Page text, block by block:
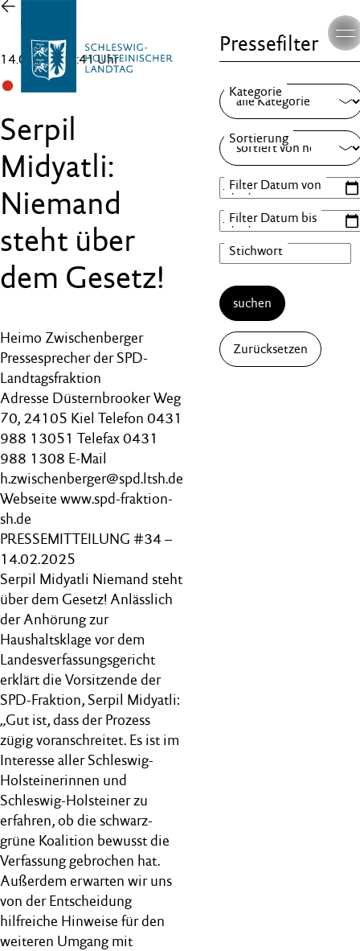
Zur
Übersicht
14.02.25 , 14:41 Uhr
Serpil
Midyatli:
Niemand
steht über
dem Gesetz!
Heimo Zwischenberger
Pressesprecher der SPD-
Landtagsfraktion
Adresse Düsternbrooker Weg
70, 24105 Kiel Telefon 0431
988 13051 Telefax 0431
988 1308 E-Mail
h.zwischenberger@spd.ltsh.de
Webseite www.spd-fraktion-
sh.de
PRESSEMITTEILUNG #34 –
14.02.2025
Serpil Midyatli Niemand steht
über dem Gesetz! Anlässlich
der Anhörung zur
Haushaltsklage vor dem
Landesverfassungsgericht
erklärt die Vorsitzende der
SPD-Fraktion, Serpil Midyatli:
„Gut ist, dass der Prozess
zügig voranschreitet. Es ist im
Interesse aller Schleswig-
Holsteinerinnen und
Schleswig-Holsteiner zu
erfahren, ob die schwarz-
grüne Koalition bewusst die
Verfassung gebrochen hat.
Außerdem erwarten wir uns
von der Entscheidung
hilfreiche Hinweise für den
weiteren Umgang mit
Pressefilter
suchen
Zurücksetzen